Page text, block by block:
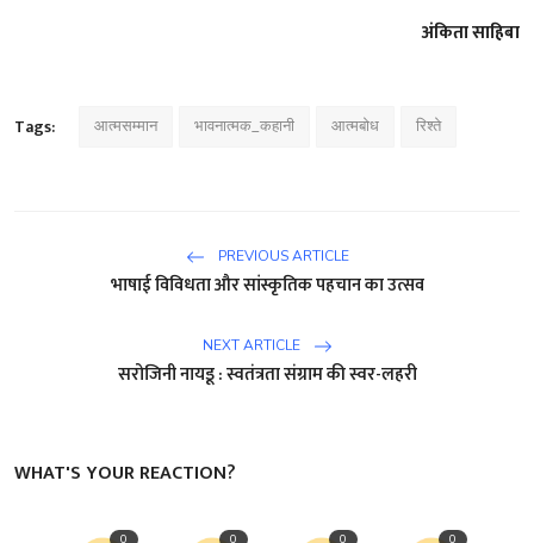
अंकिता साहिबा
Tags: आत्मसम्मान भावनात्मक_कहानी आत्मबोध रिश्ते
PREVIOUS ARTICLE
भाषाई विविधता और सांस्कृतिक पहचान का उत्सव
NEXT ARTICLE
सरोजिनी नायडू : स्वतंत्रता संग्राम की स्वर-लहरी
WHAT'S YOUR REACTION?